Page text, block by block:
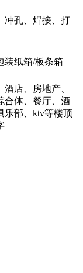
冲孔、焊接、打
装纸箱/板条箱
酒店、房地产、
合体、餐厅、酒
乐部、ktv等楼顶